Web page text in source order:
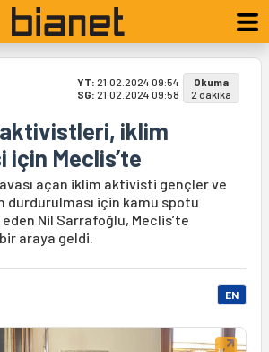
YT: 21.02.2024 09:54
SG: 21.02.2024 09:58
Okuma
2 dakika
iklim
için Meclis’te
açan iklim aktivisti gençler ve
durdurulması için kamu spotu
eden Nil Sarrafoğlu, Meclis’te
araya geldi.
EN